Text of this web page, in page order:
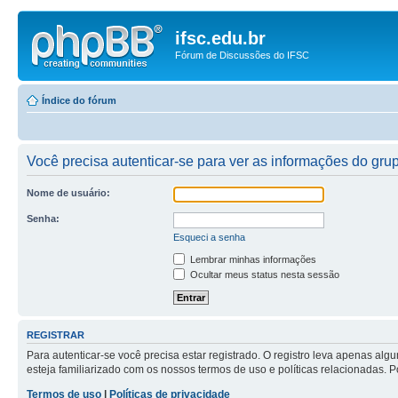
ifsc.edu.br
Fórum de Discussões do IFSC
Índice do fórum
Você precisa autenticar-se para ver as informações do
Nome de usuário:
Senha:
Esqueci a senha
Lembrar minhas informações
Ocultar meus status nesta sessão
REGISTRAR
Para autenticar-se você precisa estar registrado. O registro leva apenas
esteja familiarizado com os nossos termos de uso e políticas relacionadas.
Termos de uso
Políticas de privacidade